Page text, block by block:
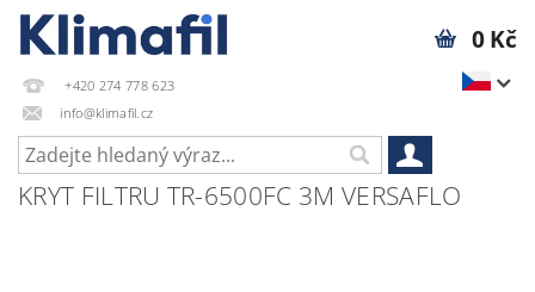
+420 274 778 623
info@klimafil.cz
0 Kč
KRYT FILTRU TR-6500FC 3M VERSAFLO